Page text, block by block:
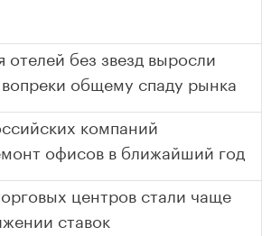
отелей без звезд выросли
общему спаду рынка
компаний
офисов в ближайший год
центров стали чаще
ставок